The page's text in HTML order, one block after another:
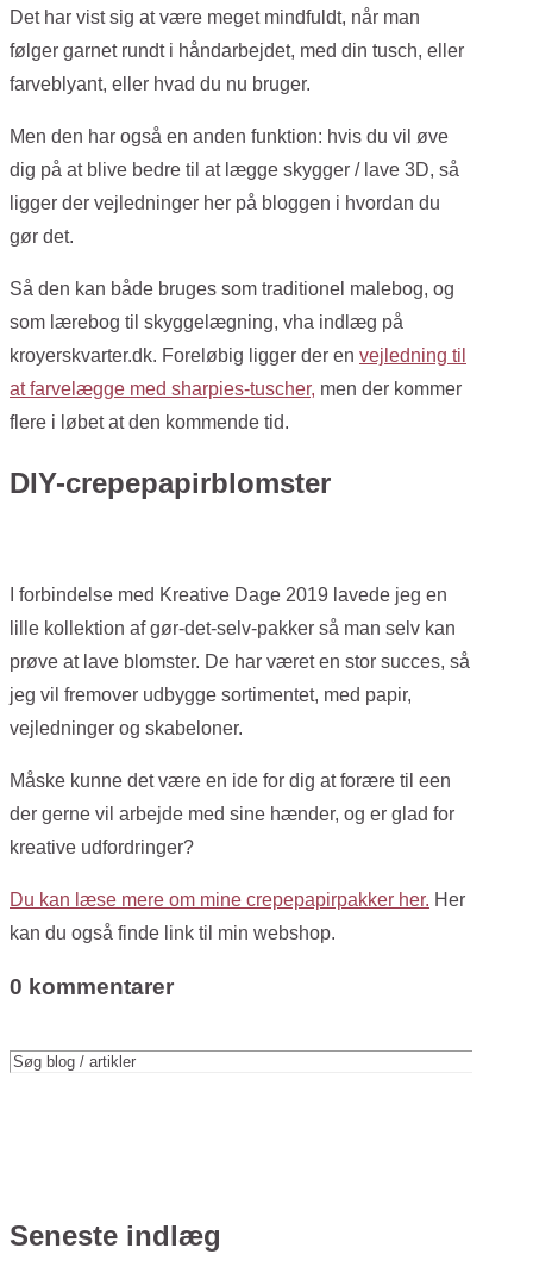
Det har vist sig at være meget mindfuldt, når man
følger garnet rundt i håndarbejdet, med din tusch, eller
farveblyant, eller hvad du nu bruger.
Men den har også en anden funktion: hvis du vil øve
dig på at blive bedre til at lægge skygger / lave 3D, så
ligger der vejledninger her på bloggen i hvordan du
gør det.
Så den kan både bruges som traditionel malebog, og
som lærebog til skyggelægning, vha indlæg på
kroyerskvarter.dk. Foreløbig ligger der en vejledning til
at farvelægge med sharpies-tuscher, men der kommer
flere i løbet at den kommende tid.
DIY-crepepapirblomster
I forbindelse med Kreative Dage 2019 lavede jeg en
lille kollektion af gør-det-selv-pakker så man selv kan
prøve at lave blomster. De har været en stor succes, så
jeg vil fremover udbygge sortimentet, med papir,
vejledninger og skabeloner.
Måske kunne det være en ide for dig at forære til een
der gerne vil arbejde med sine hænder, og er glad for
kreative udfordringer?
Du kan læse mere om mine crepepapirpakker her. Her
kan du også finde link til min webshop.
0 kommentarer
Seneste indlæg